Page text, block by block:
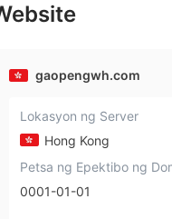
gaopengwh.com
Lokasyon ng Server
Hong Kong
Petsa ng Epektibo ng
0001-01-01